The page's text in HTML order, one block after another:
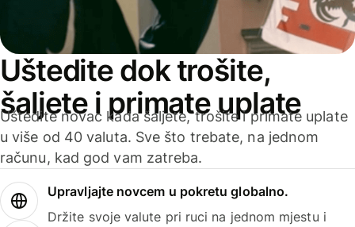
Uštedite dok trošite,
šaljete i primate uplate
Uštedite novac kada šaljete, trošite i primate uplate
u više od 40 valuta. Sve što trebate, na jednom
računu, kad god vam zatreba.
Upravljajte novcem u pokretu globalno.
Držite svoje valute pri ruci na jednom mjestu i